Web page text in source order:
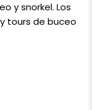
y snorkel. Los
tours de buceo